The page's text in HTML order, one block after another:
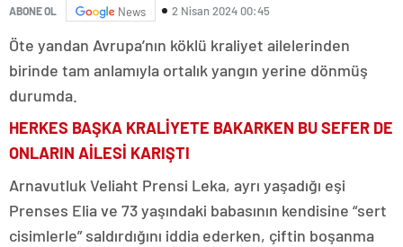
ABONE OL News 2 Nisan 2024 00:45
Öte yandan Avrupa’nın köklü kraliyet ailelerinden
birinde tam anlamıyla ortalık yangın yerine dönmüş
durumda.
HERKES BAŞKA KRALİYETE BAKARKEN BU SEFER DE
ONLARIN AİLESİ KARIŞTI
Arnavutluk Veliaht Prensi Leka, ayrı yaşadığı eşi
Prenses Elia ve 73 yaşındaki babasının kendisine “sert
cisimlerle” saldırdığını iddia ederken, çiftin boşanma